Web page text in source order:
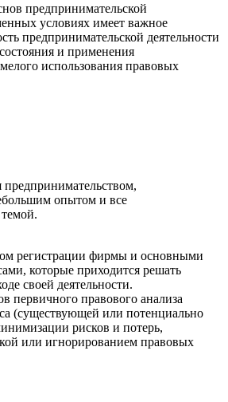
предпринимательской
условиях имеет важное
предпринимательской деятельности
и применения
использования правовых
опытом и все
регистрации фирмы и основными
которые приходится решать
своей деятельности.
первичного правового анализа
(существующей или потенциально
рисков и потерь,
или игнорированием правовых